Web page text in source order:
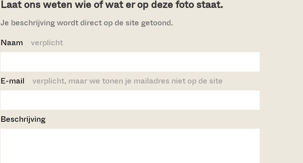
Laat ons weten wie of wat er op deze foto staat.
Je beschrijving wordt direct op de site getoond.
Naam verplicht
E-mail verplicht, maar we tonen je mailadres niet op de site
Beschrijving